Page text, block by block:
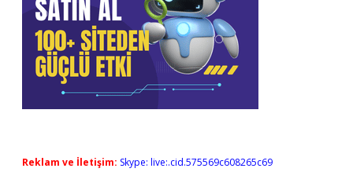
Reklam ve İletişim: Skype: live:.cid.575569c608265c69